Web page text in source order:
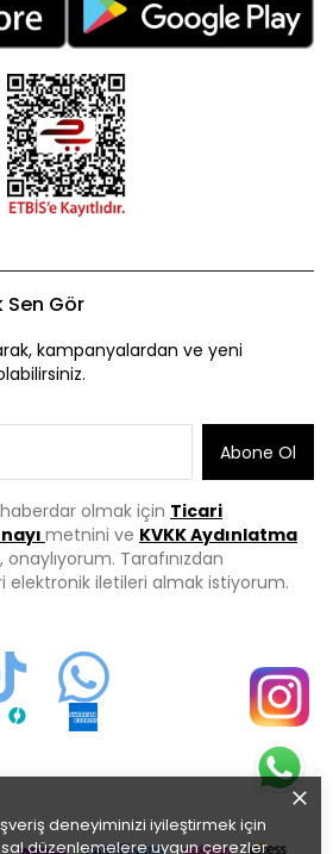
deneyiminizi iyileştirmek için
düzenlemelere uygun çerezler
Sen Gör
kampanyalardan ve yeni
Abone Ol
olmak için Ticari
metnini ve KVKK Aydınlatma
Tarafınızdan
elektronik iletileri almak istiyorum.